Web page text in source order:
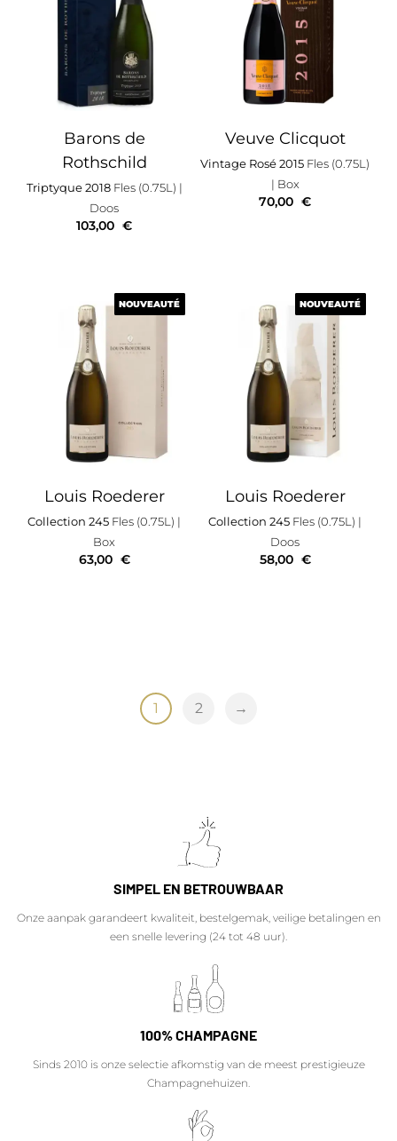
Barons de
Rothschild
Triptyque 2018Fles (0.75L) |
Doos
103,00 €
Veuve Clicquot
Vintage Rosé 2015 Fles (0.75L)
| Box
70,00 €
NOUVEAUTÉ
Louis Roederer
Collection 245 Fles (0.75L) |
Box
NOUVEAUTÉ
63,00 €
NOUVEAUTÉ
Louis Roederer
Collection 245 Fles (0.75L) |
Doos
NOUVEAUTÉ
58,00 €
1 2 →
SIMPEL EN BETROUWBAAR
Onze aanpak garandeert kwaliteit, bestelgemak, veilige betalingen en
een snelle levering (24 tot 48 uur).
100% CHAMPAGNE
Sinds 2010 is onze selectie afkomstig van de meest prestigieuze
Champagnehuizen.